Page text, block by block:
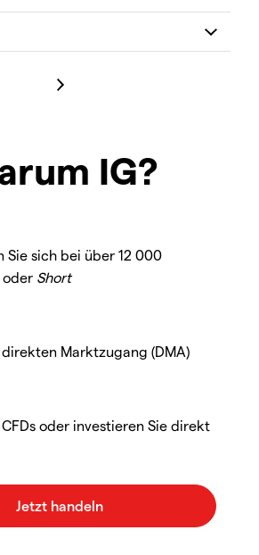
IG?
Sie sich bei über 12 000
oder Short
Marktzugang (DMA)
oder investieren Sie direkt